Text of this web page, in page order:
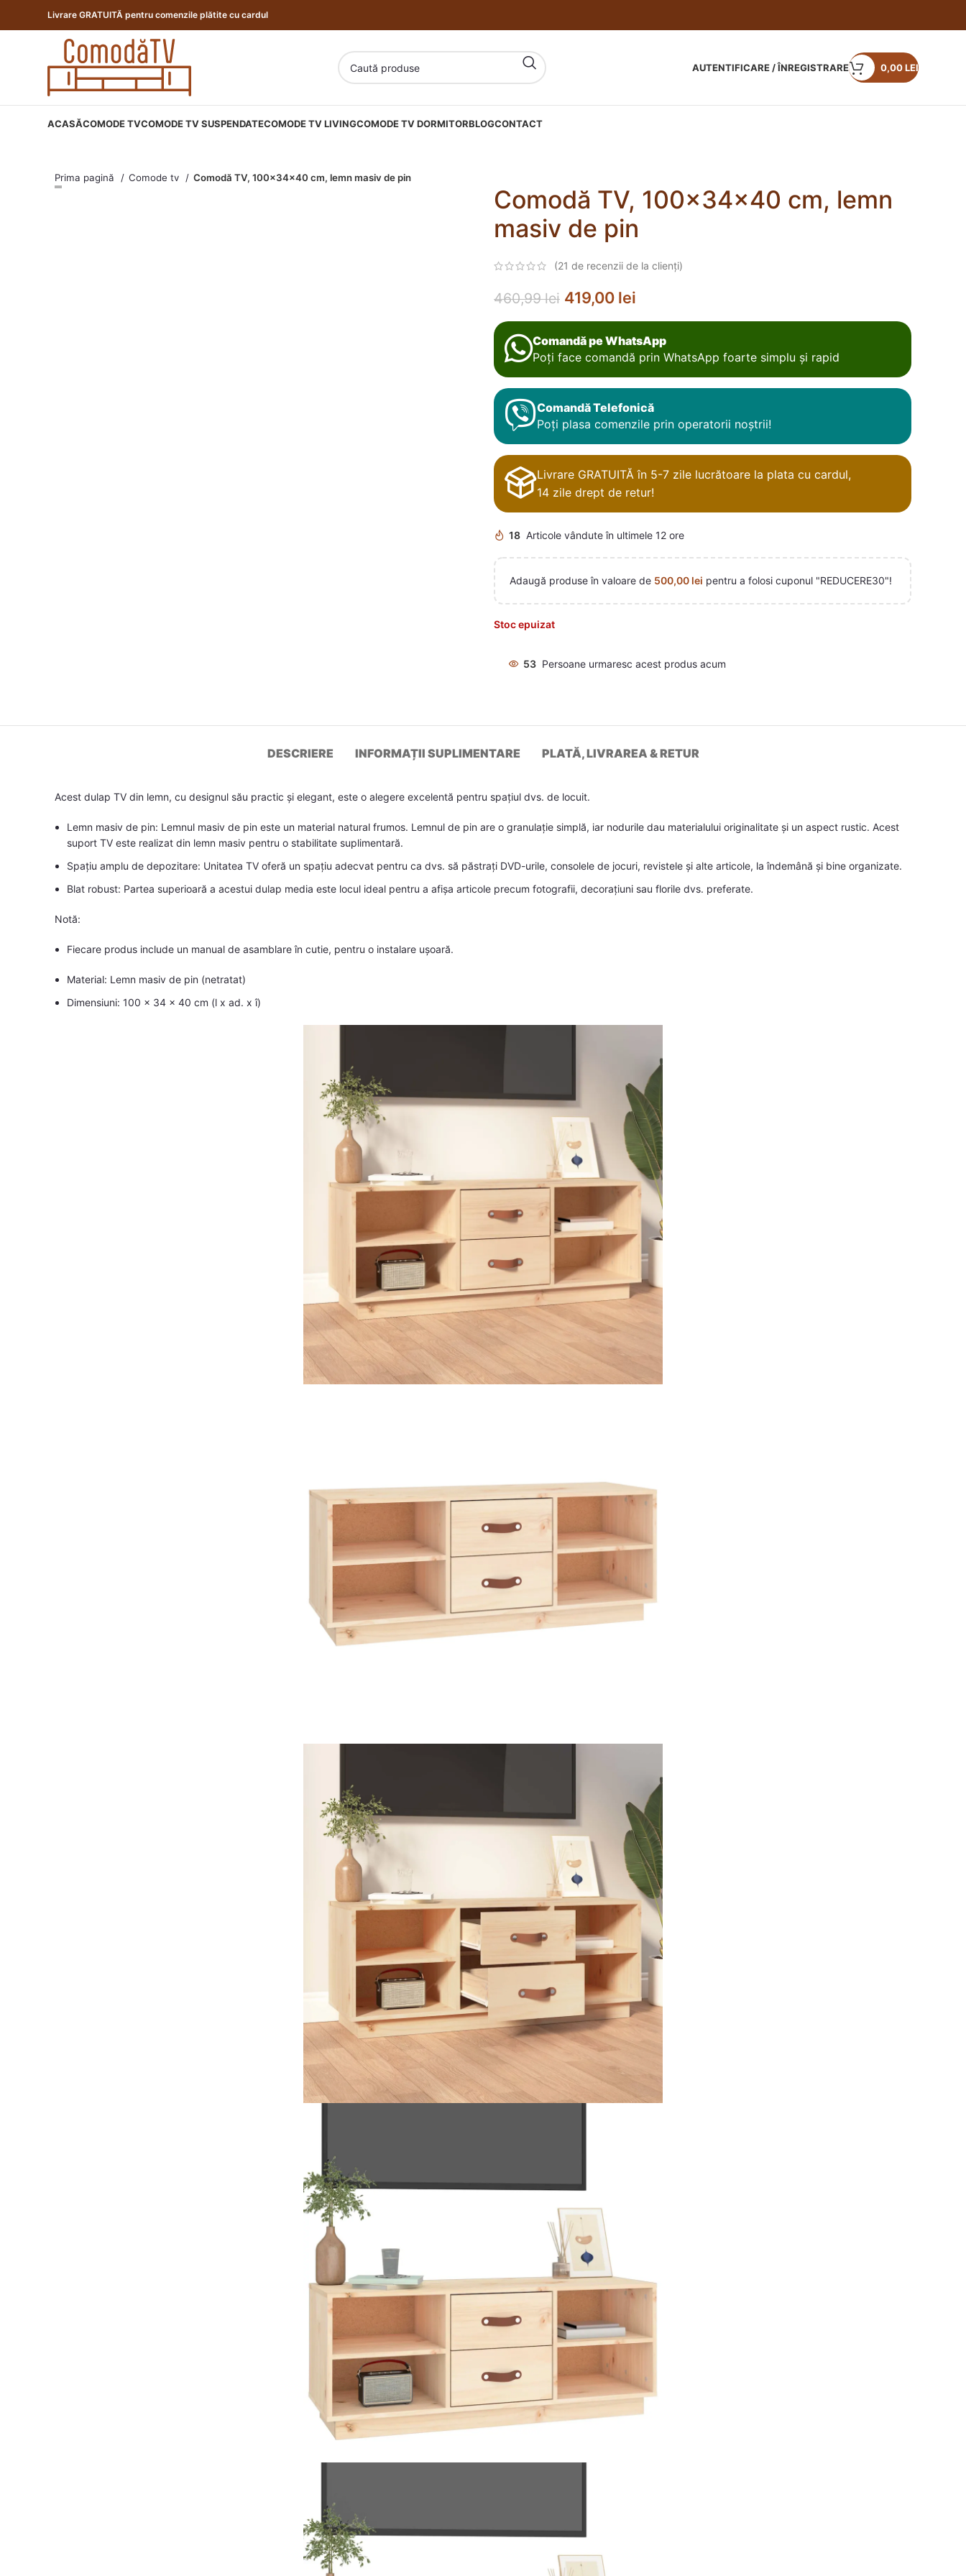
Livrare GRATUITĂ pentru comenzile plătite cu cardul
AUTENTIFICARE / ÎNREGISTRARE 0,00LEI
ACASĂCOMODE TVCOMODE TV SUSPENDATECOMODE TV LIVINGCOMODE TV DORMITORBLOGCONTACT
Prima pagină Comode tv Comodă TV, 100x34x40 cm, lemn masiv de pin
Comodă TV, 100x34x40 cm, lemn
masiv de pin
(21 de recenzii de la clienți)
460,99lei 419,00 lei
Comandă pe WhatsApp
Poți face comandă prin WhatsApp foarte simplu și rapid
Comandă Telefonică
Poți plasa comenzile prin operatorii noștrii!
Livrare GRATUITĂ în 5-7 zile lucrătoare la plata cu cardul,
14 zile drept de retur!
18 Articole vândute în ultimele 12 ore
Adaugă produse în valoare de 500,00 lei pentru a folosi cuponul "REDUCERE30"!
Stoc epuizat
53 Persoane urmaresc acest produs acum
DESCRIERE INFORMAȚII SUPLIMENTARE PLATĂ, LIVRAREA & RETUR
Acest dulap TV din lemn, cu designul său practic și elegant, este o alegere excelentă pentru spațiul dvs. de locuit.
Lemn masiv de pin: Lemnul masiv de pin este un material natural frumos. Lemnul de pin are o granulație simplă, iar nodurile dau materialului originalitate și un aspect rustic. Acest
suport TV este realizat din lemn masiv pentru o stabilitate suplimentară.
Spațiu amplu de depozitare: Unitatea TV oferă un spațiu adecvat pentru ca dvs. să păstrați DVD-urile, consolele de jocuri, revistele și alte articole, la îndemână și bine organizate.
Blat robust: Partea superioară a acestui dulap media este locul ideal pentru a afișa articole precum fotografii, decorațiuni sau florile dvs. preferate.
Notă:
Fiecare produs include un manual de asamblare în cutie, pentru o instalare ușoară.
Material: Lemn masiv de pin (netratat)
Dimensiuni: 100 x 34 x 40 cm (l x ad. x î)